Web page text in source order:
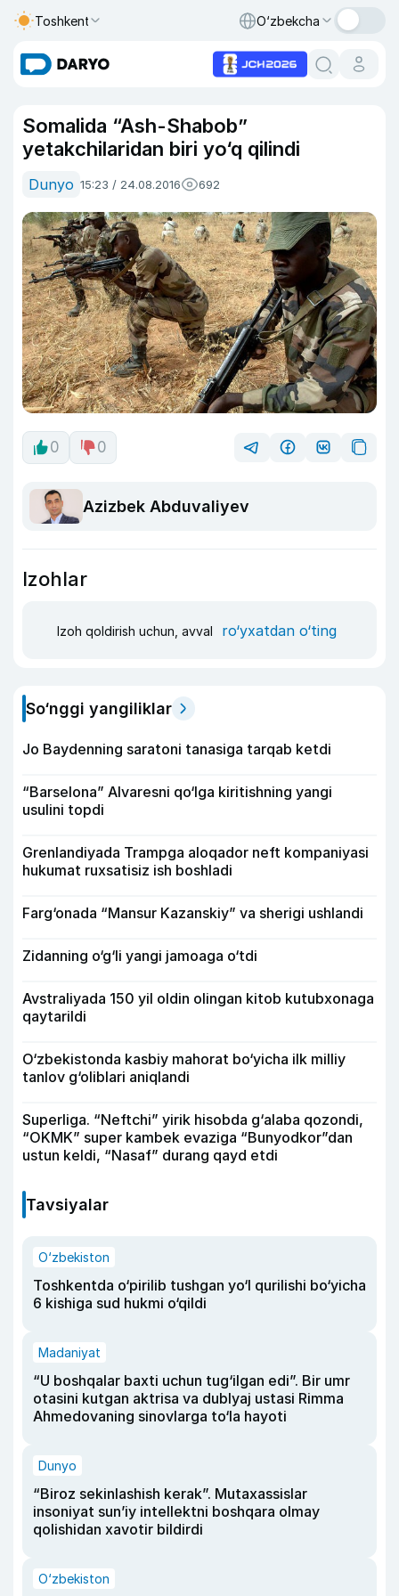
Toshkent O‘zbekcha
Somalida “Ash-Shabob”
yetakchilaridan biri yo‘q qilindi
Dunyo 15:23 / 24.08.2016 692
0 0
Azizbek Abduvaliyev
Izohlar
Izoh qoldirish uchun, avval ro‘yxatdan o‘ting
So‘nggi yangiliklar
Jo Baydenning saratoni tanasiga tarqab ketdi
“Barselona” Alvaresni qo‘lga kiritishning yangi
usulini topdi
Grenlandiyada Trampga aloqador neft kompaniyasi
hukumat ruxsatisiz ish boshladi
Farg‘onada “Mansur Kazanskiy” va sherigi ushlandi
Zidanning o‘g‘li yangi jamoaga o‘tdi
Avstraliyada 150 yil oldin olingan kitob kutubxonaga
qaytarildi
O‘zbekistonda kasbiy mahorat bo‘yicha ilk milliy
tanlov g‘oliblari aniqlandi
Superliga. “Neftchi” yirik hisobda g‘alaba qozondi,
“OKMK” super kambek evaziga “Bunyodkor”dan
ustun keldi, “Nasaf” durang qayd etdi
Tavsiyalar
O‘zbekiston
Toshkentda o‘pirilib tushgan yo‘l qurilishi bo‘yicha
6 kishiga sud hukmi o‘qildi
Madaniyat
“U boshqalar baxti uchun tug‘ilgan edi”. Bir umr
otasini kutgan aktrisa va dublyaj ustasi Rimma
Ahmedovaning sinovlarga to‘la hayoti
Dunyo
“Biroz sekinlashish kerak”. Mutaxassislar
insoniyat sun’iy intellektni boshqara olmay
qolishidan xavotir bildirdi
O‘zbekiston